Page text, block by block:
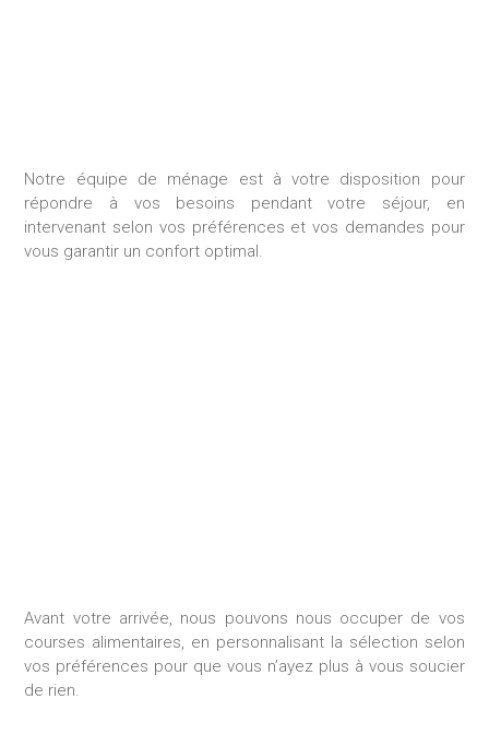
Notre équipe de ménage est à votre disposition pour
répondre à vos besoins pendant votre séjour, en
intervenant selon vos préférences et vos demandes pour
vous garantir un confort optimal.
Avant votre arrivée, nous pouvons nous occuper de vos
courses alimentaires, en personnalisant la sélection selon
vos préférences pour que vous n’ayez plus à vous soucier
de rien.